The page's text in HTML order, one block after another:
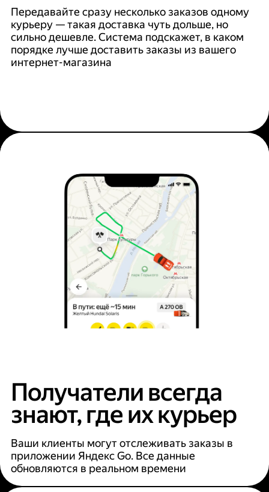
Передавайте сразу несколько заказов одному
курьеру — такая доставка чуть дольше, но
сильно дешевле. Система подскажет, в каком
порядке лучше доставить заказы из вашего
интернет-магазина
Получатели всегда
знают, где их курьер
Ваши клиенты могут отслеживать заказы в
приложении Яндекс Go. Все данные
обновляются в реальном времени